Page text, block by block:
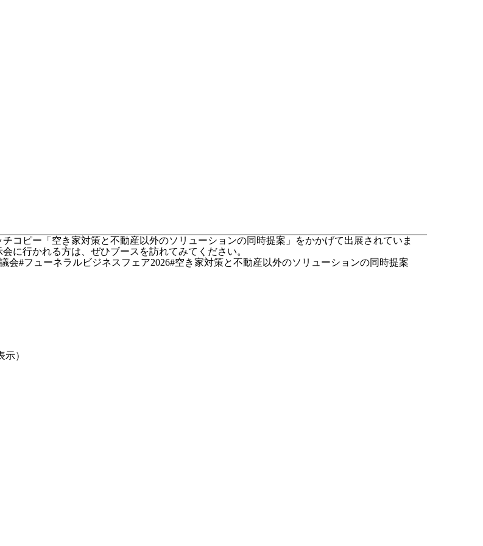
コピー「空き家対策と不動産以外のソリューションの同時提案」をかかげて出展されていま
に行かれる方は、ぜひブースを訪れてみてください。
会#フューネラルビジネスフェア2026#空き家対策と不動産以外のソリューションの同時提案
）